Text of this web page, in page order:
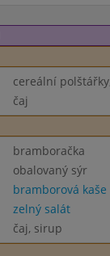
cereální
čaj
bramboračka
obalovaný sýr
bramborová kaše
zelný salát
čaj, sirup